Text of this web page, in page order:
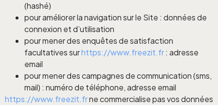
(hashé)
pour améliorer la navigation sur le Site : données de
connexion et d’utilisation
pour mener des enquêtes de satisfaction
facultatives surhttps://www.freezit.fr: adresse
email
pour mener des campagnes de communication (sms,
mail) : numéro de téléphone, adresse email
https://www.freezit.frne commercialise pas vos données